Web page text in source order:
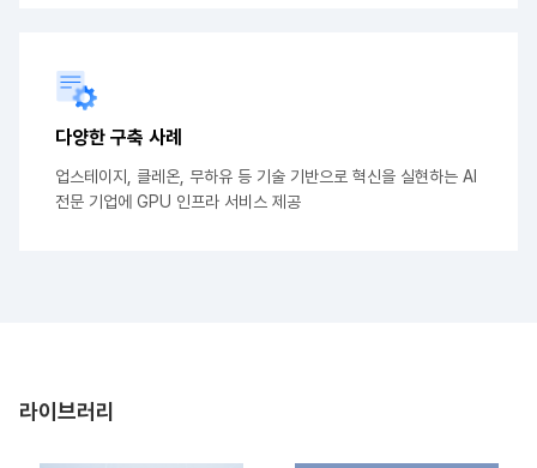
다양한 구축 사례
업스테이지, 클레온, 무하유 등 기술 기반으로 혁신을 실현하는 AI
전문 기업에 GPU 인프라 서비스 제공
라이브러리